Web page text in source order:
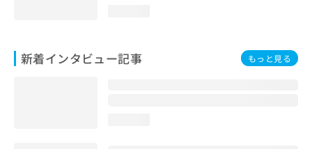
新着インタビュー記事 もっと見る